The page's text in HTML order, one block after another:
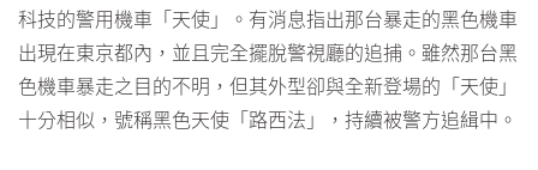
科技的警用機車「天使」。有消息指出那台暴走的黑色機車
出現在東京都內，並且完全擺脫警視廳的追捕。雖然那台黑
色機車暴走之目的不明，但其外型卻與全新登場的「天使」
十分相似，號稱黑色天使「路西法」，持續被警方追緝中。